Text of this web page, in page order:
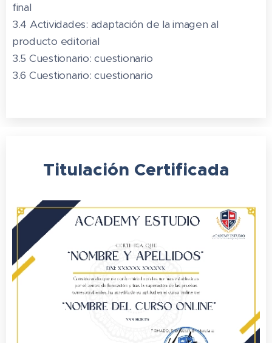
final
3.4 Actividades: adaptación de la imagen al
producto editorial
3.5 Cuestionario: cuestionario
3.6 Cuestionario: cuestionario
Titulación Certificada